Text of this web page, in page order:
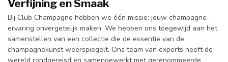
Verfijning en Smaak
Bij Club Champagne hebben we één missie: jouw champagne-
ervaring onvergetelijk maken. We hebben ons toegewijd aan het
samenstellen van een collectie die de essentie van de
champagnekunst weerspiegelt. Ons team van experts heeft de